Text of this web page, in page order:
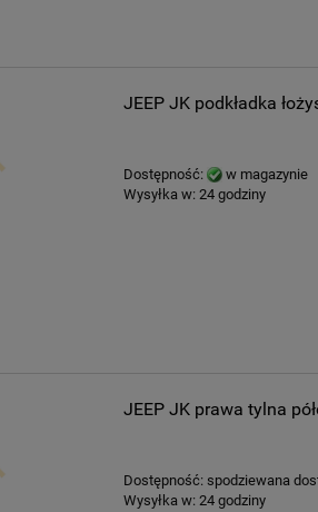
JEEP JK podkładka
Dostępność:
w magazynie
Wysyłka w: 24 godziny
JEEP JK prawa tylna
Dostępność: spodziewana
Wysyłka w: 24 godziny